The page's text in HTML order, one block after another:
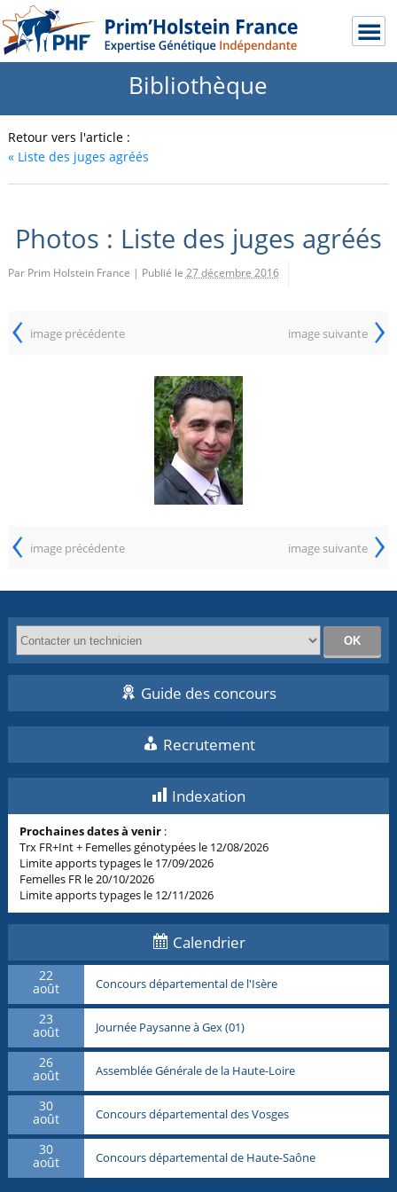
Bibliothèque
Retour vers l'article :
«Liste des juges agréés
Photos : Liste des juges agréés
Par Prim Holstein France | Publié le 27 décembre 2016
‹ image précédente image suivante ›
‹ image précédente image suivante ›
Guide des concours
Recrutement
Indexation
Prochaines dates à venir :
Trx FR+Int + Femelles génotypées le 12/08/2026
Limite apports typages le 17/09/2026
Femelles FR le 20/10/2026
Limite apports typages le 12/11/2026
Calendrier
22
août Concours départemental de l'Isère
23
août Journée Paysanne à Gex (01)
26
août Assemblée Générale de la Haute-Loire
30
août Concours départemental des Vosges
30
août Concours départemental de Haute-Saône